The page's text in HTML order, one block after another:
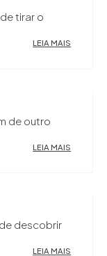
tirar o
LEIA MAIS
de outro
LEIA MAIS
descobrir
LEIA MAIS